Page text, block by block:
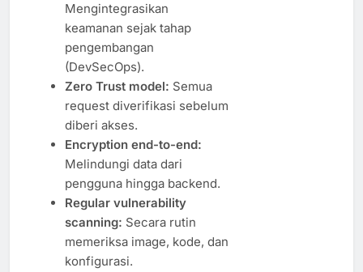
Mengintegrasikan
keamanan sejak tahap
pengembangan
(DevSecOps).
Zero Trust model: Semua
request diverifikasi sebelum
diberi akses.
Encryption end-to-end:
Melindungi data dari
pengguna hingga backend.
Regular vulnerability
scanning: Secara rutin
memeriksa image, kode, dan
konfigurasi.